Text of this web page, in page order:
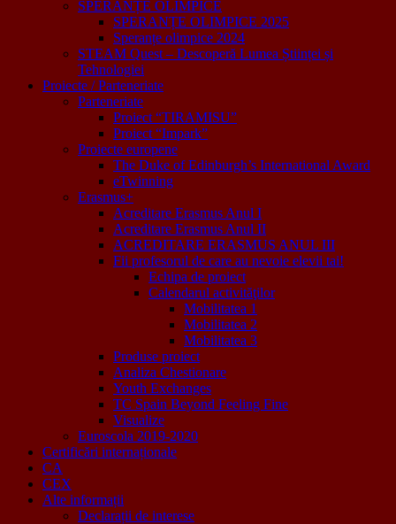
SPERANȚE OLIMPICE
SPERANȚE OLIMPICE 2025
Speranțe olimpice 2024
STEAM Quest – Descoperă Lumea Științei și
Tehnologiei
Proiecte / Parteneriate
Parteneriate
Proiect “TIRAMISU”
Proiect “Impark”
Proiecte europene
The Duke of Edinburgh’s International Award
eTwinning
Erasmus+
Acreditare Erasmus Anul I
Acreditare Erasmus Anul II
ACREDITARE ERASMUS ANUL III
Fii profesorul de care au nevoie elevii tai!
Echipa de proiect
Calendarul activităţilor
Mobilitatea 1
Mobilitatea 2
Mobilitatea 3
Produse proiect
Analiza Chestionare
Youth Exchanges
TC Spain Beyond Feeling Fine
Visualize
Euroscola 2019-2020
Certificări internaționale
CA
CEX
Alte informații
Declarații de interese